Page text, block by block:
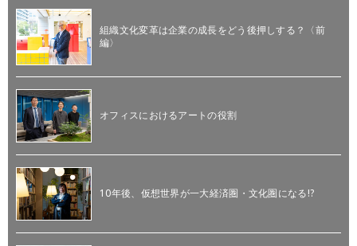
組織文化変革は企業の成長をどう後押しする？〈前
編〉
オフィスにおけるアートの役割
10年後、仮想世界が一大経済圏・文化圏になる!?